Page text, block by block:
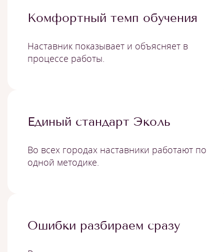
Комфортный темп обучения
Наставник показывает и объясняет в
процессе работы.
Единый стандарт Эколь
Во всех городах наставники работают по
одной методике.
Ошибки разбираем сразу